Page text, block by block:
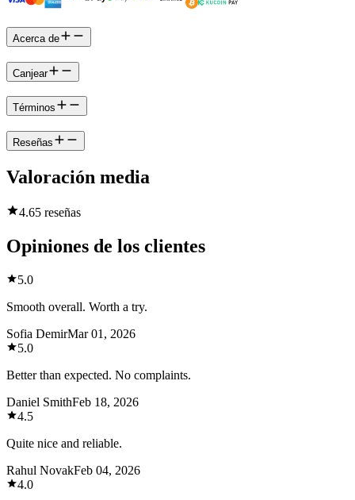
Acerca de
Canjear
Términos
Reseñas
Valoración media
4.65 reseñas
Opiniones de los clientes
5.0
Smooth overall. Worth a try.
Sofia DemirMar 01, 2026
5.0
Better than expected. No complaints.
Daniel SmithFeb 18, 2026
4.5
Quite nice and reliable.
Rahul NovakFeb 04, 2026
4.0